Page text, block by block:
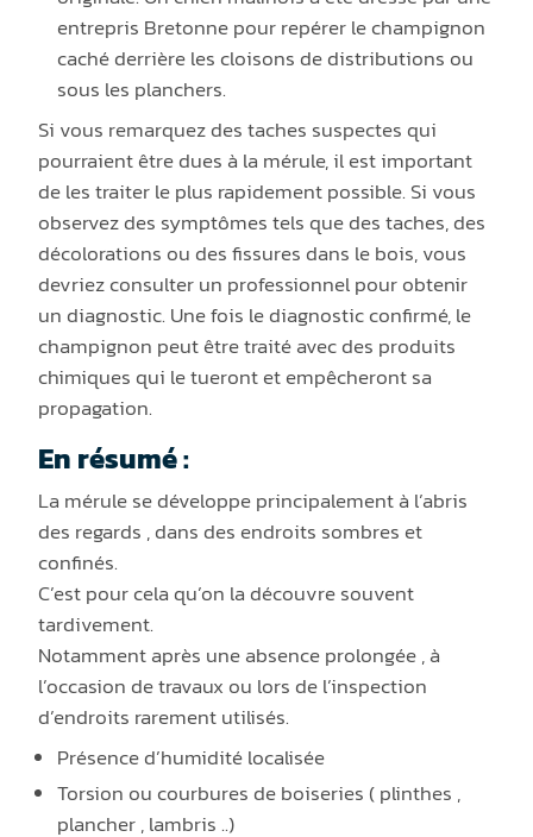
entrepris Bretonne pour repérer le champignon
caché derrière les cloisons de distributions ou
sous les planchers.
Si vous remarquez des taches suspectes qui
pourraient être dues à la mérule, il est important
de les traiter le plus rapidement possible. Si vous
observez des symptômes tels que des taches, des
décolorations ou des fissures dans le bois, vous
devriez consulter un professionnel pour obtenir
un diagnostic. Une fois le diagnostic confirmé, le
champignon peut être traité avec des produits
chimiques qui le tueront et empêcheront sa
propagation.
En résumé :
La mérule se développe principalement à l’abris
des regards , dans des endroits sombres et
confinés.
C’est pour cela qu’on la découvre souvent
tardivement.
Notamment après une absence prolongée , à
l’occasion de travaux ou lors de l’inspection
d’endroits rarement utilisés.
Présence d’humidité localisée
Torsion ou courbures de boiseries ( plinthes ,
plancher , lambris ..)